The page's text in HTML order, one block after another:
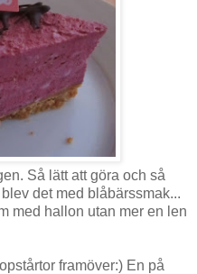
Så lätt att göra och så
det med blåbärssmak...
med hallon utan mer en len
framöver:) En på